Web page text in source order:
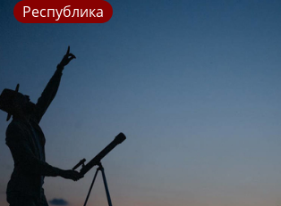
Республика